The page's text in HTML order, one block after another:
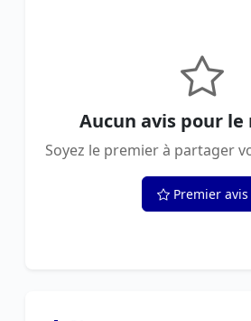
Aucun avis pour
Soyez le premier à partager
Premier avis